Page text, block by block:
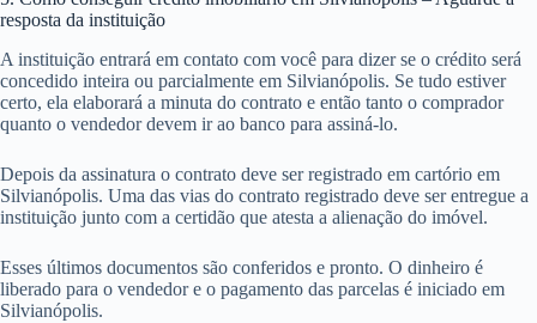
resposta da instituição
A instituição entrará em contato com você para dizer se o crédito será
concedido inteira ou parcialmente em Silvianópolis. Se tudo estiver
certo, ela elaborará a minuta do contrato e então tanto o comprador
quanto o vendedor devem ir ao banco para assiná-lo.
Depois da assinatura o contrato deve ser registrado em cartório em
Silvianópolis. Uma das vias do contrato registrado deve ser entregue a
instituição junto com a certidão que atesta a alienação do imóvel.
Esses últimos documentos são conferidos e pronto. O dinheiro é
liberado para o vendedor e o pagamento das parcelas é iniciado em
Silvianópolis.